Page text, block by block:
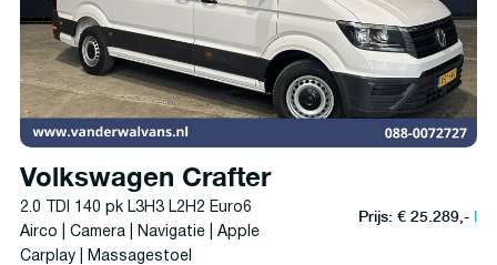
Volkswagen Crafter
2.0 TDI 140 pk L3H3 L2H2 Euro6
Airco | Camera | Navigatie | Apple
Carplay | Massagestoel
Prijs: € 25.289,-l